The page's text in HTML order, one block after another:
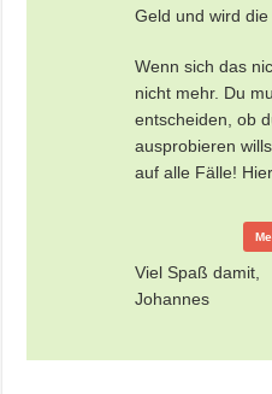
Geld und wird
Wenn sich das
nicht mehr. Du
entscheiden, ob
ausprobieren
auf alle Fälle!
Viel Spaß damit,
Johannes